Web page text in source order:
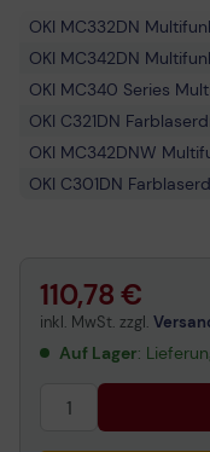
OKI MC332DN
OKI MC342DN
OKI MC340 Series
OKI C321DN
OKI MC342DNW
OKI C301DN
110,78 €
inkl. MwSt. zzgl.
Auf Lager: